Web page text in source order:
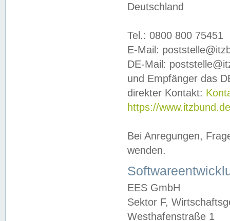
Deutschland
Tel.: 0800 800 75451
E-Mail:
DE-Mail:
und Empfänger das
direkter Kontakt:
https://
Bei Anregungen,
wenden.
EES GmbH
Sektor F,
Westhafenstraße 1